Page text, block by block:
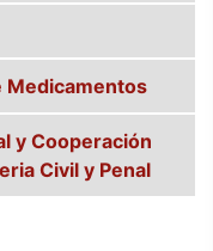
Medicamentos
y Cooperación
Civil y Penal